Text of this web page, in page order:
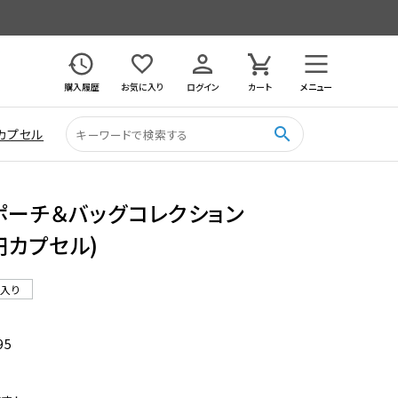
購入履歴
お気に入り ログイン カート メニュー
プセル search
チ＆バッグコレクション
プセル)
り